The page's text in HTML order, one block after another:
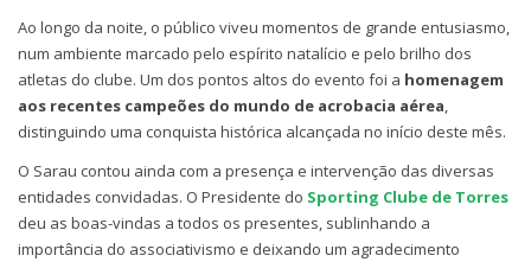
Ao longo da noite, o público viveu momentos de grande entusiasmo,
num ambiente marcado pelo espírito natalício e pelo brilho dos
atletas do clube. Um dos pontos altos do evento foi a homenagem
aos recentes campeões do mundo de acrobacia aérea
distinguindo uma conquista histórica alcançada no início deste mês.
O Sarau contou ainda com a presença e intervenção das diversas
entidades convidadas. O Presidente do Sporting Clube de Torres
deu as boas-vindas a todos os presentes, sublinhando a
importância do associativismo e deixando um agradecimento